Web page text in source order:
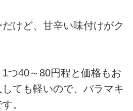
けど、甘辛い味付けがク
つ40～80円程と価格もお
ても軽いので、バラマキ
。